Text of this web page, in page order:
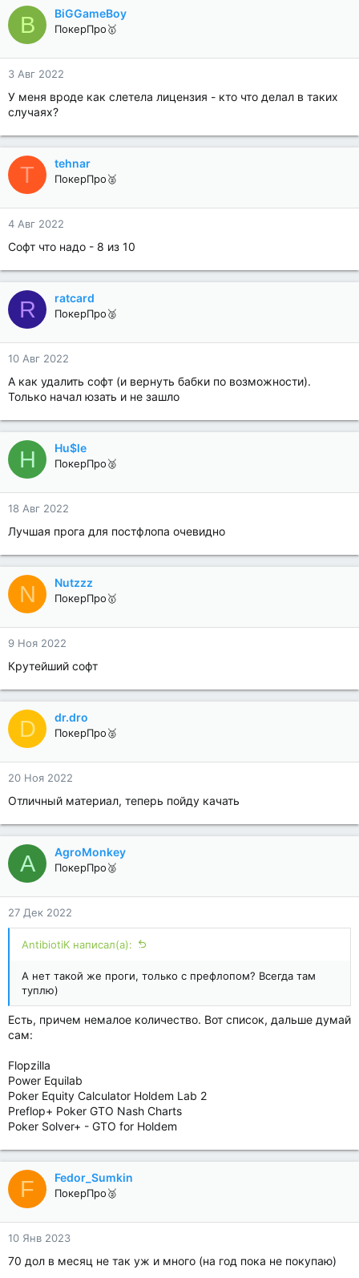
B BiGGameBoy
ПокерПро🥇
3 Авг 2022
У меня вроде как слетела лицензия - кто что делал в таких
случаях?
T tehnar
ПокерПро🥈
4 Авг 2022
Софт что надо - 8 из 10
R ratcard
ПокерПро🥈
10 Авг 2022
А как удалить софт (и вернуть бабки по возможности).
Только начал юзать и не зашло
H Hu$le
ПокерПро🥈
18 Авг 2022
Лучшая прога для постфлопа очевидно
N Nutzzz
ПокерПро🥇
9 Ноя 2022
Крутейший софт
D dr.dro
ПокерПро🥈
20 Ноя 2022
Отличный материал, теперь пойду качать
A AgroMonkey
ПокерПро🥈
27 Дек 2022
AntibiotiK написал(а):
А нет такой же проги, только с префлопом? Всегда там
туплю)
Есть, причем немалое количество. Вот список, дальше думай
сам:
Flopzilla
Power Equilab
Poker Equity Calculator Holdem Lab 2
Preflop+ Poker GTO Nash Charts
Poker Solver+ - GTO for Holdem
F Fedor_Sumkin
ПокерПро🥈
10 Янв 2023
70 дол в месяц не так уж и много (на год пока не покупаю)